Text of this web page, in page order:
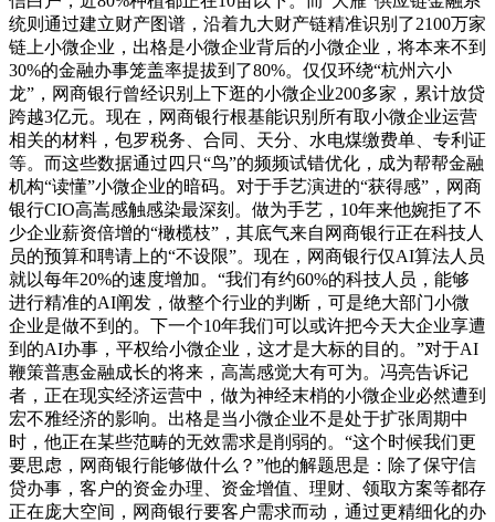
统则通过建立财产图谱，沿着九大财产链精准识别了2100万家
链上小微企业，出格是小微企业背后的小微企业，将本来不到
30%的金融办事笼盖率提拔到了80%。仅仅环绕“杭州六小
龙”，网商银行曾经识别上下逛的小微企业200多家，累计放贷
跨越3亿元。现在，网商银行根基能识别所有取小微企业运营
相关的材料，包罗税务、合同、天分、水电煤缴费单、专利证
等。而这些数据通过四只“鸟”的频频试错优化，成为帮帮金融
机构“读懂”小微企业的暗码。对于手艺演进的“获得感”，网商
银行CIO高嵩感触感染最深刻。做为手艺，10年来他婉拒了不
少企业薪资倍增的“橄榄枝”，其底气来自网商银行正在科技人
员的预算和聘请上的“不设限”。现在，网商银行仅AI算法人员
就以每年20%的速度增加。“我们有约60%的科技人员，能够
进行精准的AI阐发，做整个行业的判断，可是绝大部门小微
企业是做不到的。下一个10年我们可以或许把今天大企业享遭
到的AI办事，平权给小微企业，这才是大标的目的。”对于AI
鞭策普惠金融成长的将来，高嵩感觉大有可为。冯亮告诉记
者，正在现实经济运营中，做为神经末梢的小微企业必然遭到
宏不雅经济的影响。出格是当小微企业不是处于扩张周期中
时，他正在某些范畴的无效需求是削弱的。“这个时候我们更
要思虑，网商银行能够做什么？”他的解题思是：除了保守信
贷办事，客户的资金办理、资金增值、理财、领取方案等都存
正在庞大空间，网商银行要客户需求而动，通过更精细化的办